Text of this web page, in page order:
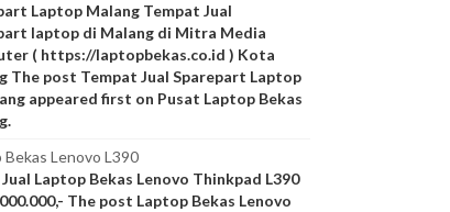
Laptop Malang Tempat Jual
laptop di Malang di Mitra Media
( https://laptopbekas.co.id ) Kota
The post Tempat Jual Sparepart Laptop
appeared first on Pusat Laptop Bekas
Bekas Lenovo L390
Laptop Bekas Lenovo Thinkpad L390
The post Laptop Bekas Lenovo